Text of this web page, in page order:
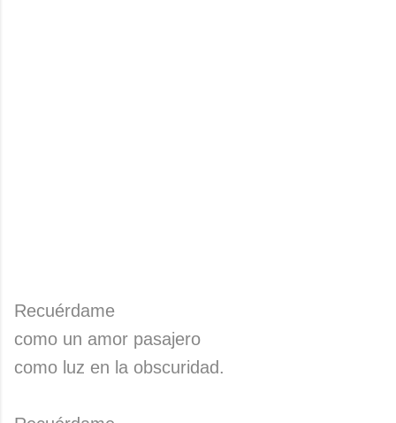
Recuérdame
como un amor pasajero
como luz en la obscuridad.